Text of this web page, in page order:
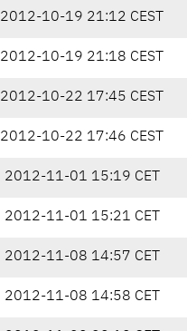
2012-10-19 21:12 CEST
2012-10-19 21:18 CEST
2012-10-22 17:45 CEST
2012-10-22 17:46 CEST
2012-11-01 15:19 CET
2012-11-01 15:21 CET
2012-11-08 14:57 CET
2012-11-08 14:58 CET